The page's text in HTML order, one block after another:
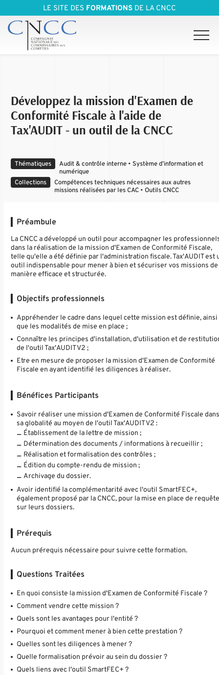
LE SITE DES FORMATIONS DE LA CNCC
Développez la mission d'Examen de
Conformité Fiscale à l'aide de
Tax'AUDIT - un outil de la CNCC
Thématiques
Audit & contrôle interne • Système d’information et
numérique
Collections
Compétences techniques nécessaires aux autres
missions réalisées par les CAC • Outils CNCC
Préambule
La CNCC a développé un outil pour accompagner les
dans la réalisation de la mission d'Examen de Conformité Fiscale,
telle qu'elle a été définie par l'administration fiscale. Tax'AUDIT est
outil indispensable pour mener à bien et sécuriser vos missions de
manière efficace et structurée.
Objectifs professionnels
Appréhender le cadre dans lequel cette mission est définie, ainsi
que les modalités de mise en place ;
Connaître les principes d'installation, d'utilisation et de
de l'outil Tax'AUDIT V2 ;
Etre en mesure de proposer la mission d'Examen de Conformité
Fiscale en ayant identifié les diligences à réaliser.
Bénéfices Participants
Savoir réaliser une mission d'Examen de Conformité Fiscale
sa globalité au moyen de l'outil Tax'AUDIT V2 :
Établissement de la lettre de mission ;
Détermination des documents / informations à recueillir ;
Réalisation et formalisation des contrôles ;
Édition du compte-rendu de mission ;
Archivage du dossier.
Avoir identifié la complémentarité avec l'outil SmartFEC+,
également proposé par la CNCC, pour la mise en place de
sur leurs dossiers.
Prérequis
Aucun prérequis nécessaire pour suivre cette formation.
Questions Traitées
En quoi consiste la mission d'Examen de Conformité Fiscale ?
Comment vendre cette mission ?
Quels sont les avantages pour l'entité ?
Pourquoi et comment mener à bien cette prestation ?
Quelles sont les diligences à mener ?
Quelle formalisation prévoir au sein du dossier ?
Quels liens avec l'outil SmartFEC+ ?